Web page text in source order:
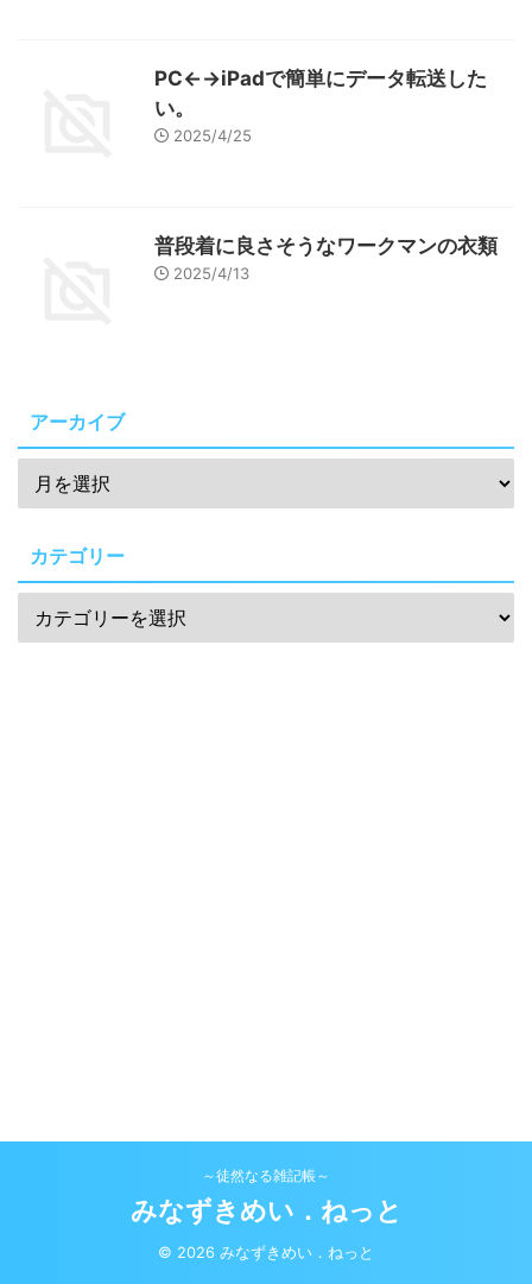
PC←→iPadで簡単にデータ転送した
い。
2025/4/25
普段着に良さそうなワークマンの衣類
2025/4/13
アーカイブ
カテゴリー
～徒然なる雑記帳～
みなずきめい．ねっと
© 2026 みなずきめい．ねっと